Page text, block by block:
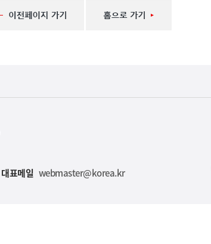
대표메일 webmaster@korea.kr